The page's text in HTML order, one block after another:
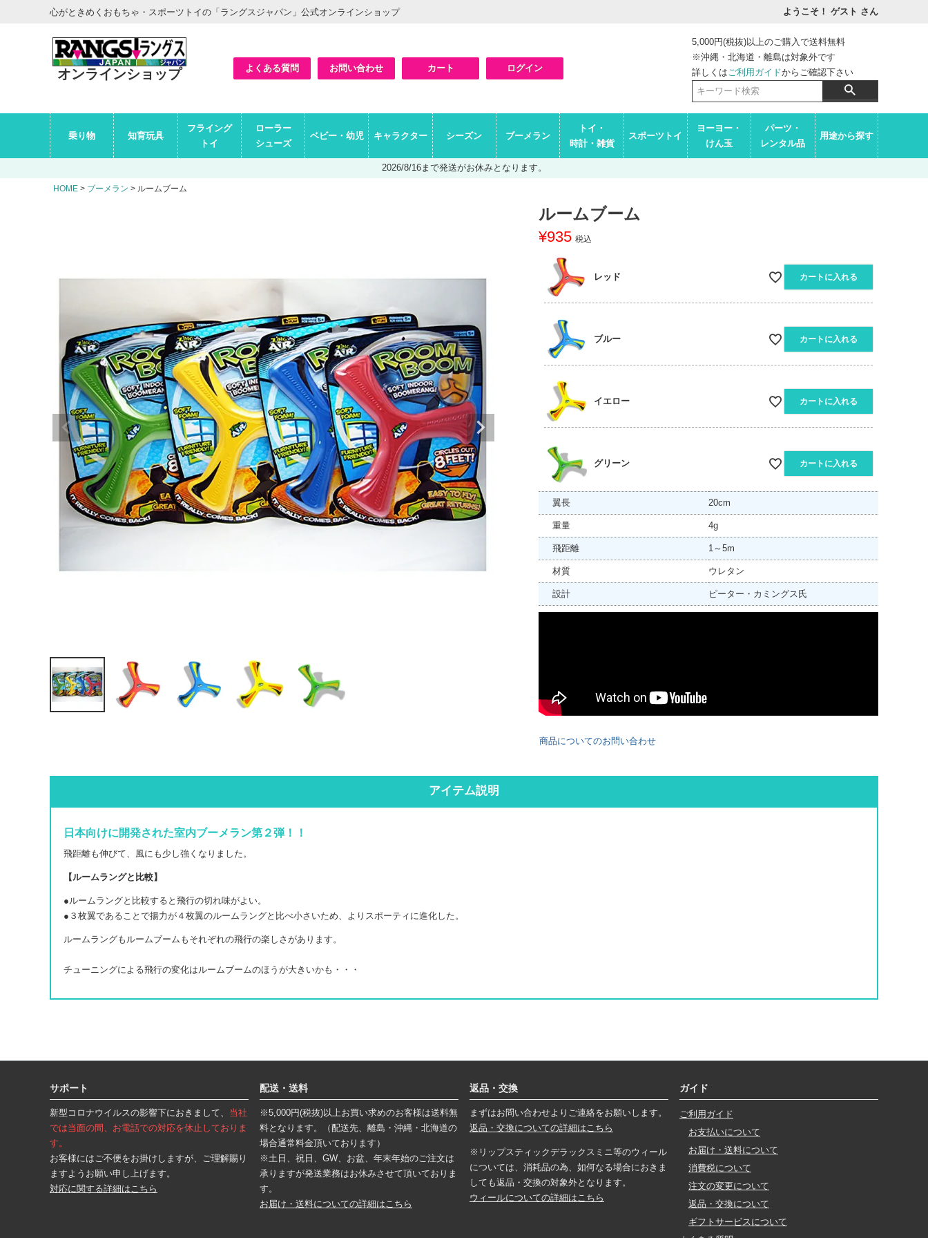
心がときめくおもちゃ・スポーツトイの「ラングスジャパン」公式オンラインショップ ようこそ！ ゲスト さん
オンラインショップ よくある質問 お問い合わせ カート ログイン
5,000円(税抜)以上のご購入で送料無料
※沖縄・北海道・離島は対象外です
詳しくはご利用ガイドからご確認下さい
ル
ビ
乗り物 知育玩具
フライング
トイ
ローラー
シューズ
ベビー・幼児 キャラクター シーズン ブーメラン
トイ・
時計・雑貨
スポーツトイ
ヨーヨー・
けん玉
パーツ・
レンタル品
用途から探す
2026/8/16まで発送がお休みとなります。
HOME ブーメラン ルームブーム
アイテム説明
日本向けに開発された室内ブーメラン第２弾！！
飛距離も伸びて、風にも少し強くなりました。
【ルームラングと比較】
●ルームラングと比較すると飛行の切れ味がよい。
●３枚翼であることで揚力が４枚翼のルームラングと比べ小さいため、よりスポーティに進化した。
ルームラングもルームブームもそれぞれの飛行の楽しさがあります。
チューニングによる飛行の変化はルームブームのほうが大きいかも・・・
ルームブーム
¥935 税込
レッド カートに入れる
ブルー カートに入れる
イエロー カートに入れる
グリーン カートに入れる
翼長 20cm
重量 4g
飛距離 1～5m
材質 ウレタン
設計 ピーター・カミングス氏
商品についてのお問い合わせ
サポート
新型コロナウイルスの影響下におきまして、 当社
では当面の間、お電話での対応を休止しておりま
す。
お客様にはご不便をお掛けしますが、ご理解賜り
ますようお願い申し上げます。
対応に関する詳細はこちら
配送・送料
※5,000円(税抜)以上お買い求めのお客様は送料無
料となります。（配送先、離島・沖縄・北海道の
場合通常料金頂いております）
※土日、祝日、GW、お盆、年末年始のご注文は
承りますが発送業務はお休みさせて頂いておりま
す。
お届け・送料についての詳細はこちら
返品・交換
まずはお問い合わせよりご連絡をお願いします。
返品・交換についての詳細はこちら
※リップスティックデラックスミニ等のウィール
については、消耗品の為、如何なる場合におきま
しても返品・交換の対象外となります。
ウィールについての詳細はこちら
ガイド
ご利用ガイド
お支払いについて
お届け・送料について
消費税について
注文の変更について
返品・交換について
ギフトサービスについて